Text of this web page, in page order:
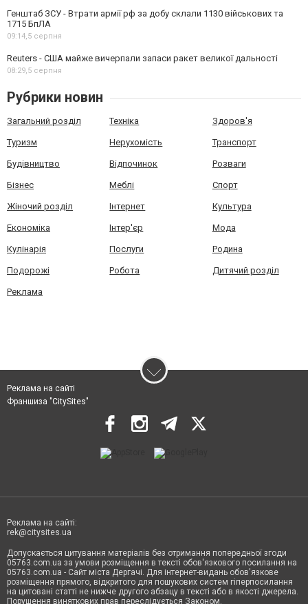
Генштаб ЗСУ - Втрати армії рф за добу склали 1130 військових та
1715 БпЛА
09:14,5 серпня
Reuters - США майже вичерпали запаси ракет великої дальності
08:29,5 серпня
Рубрики новин
Загальний розділ Техніка Здоров'я
Туризм Нерухомість Транспорт
Будівництво Відпочинок Розваги
Бізнес Меблі Спорт
Жіночий розділ Інтернет Культура
Економіка Інтер'єр Мода
Кулінарія Послуги Родина
Подорожі Робота Дитячий розділ
Реклама
Реклама на сайті
Франшиза "CitySites"
Реклама на сайті:
rek@citysites.ua
Допускається цитування матеріалів без отримання попередньої згоди
05763.com.ua за умови розміщення в тексті обов'язкового посилання на
05763.com.ua - Сайт міста Дергачі. Для інтернет-видань обов'язкове
розміщення прямого, відкритого для пошукових систем гіперпосилання
на цитовані статті не нижче другого абзацу в тексті або в якості джерела.
Порушення виняткових прав переслідується Законом.